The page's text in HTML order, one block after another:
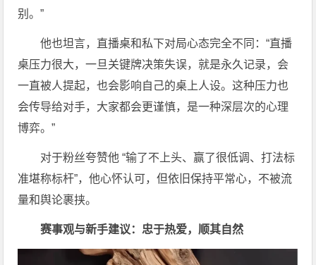
别。”
他也坦言，直播桌和私下对局心态完全不同：“直播
桌压力很大，一旦关键牌决策失误，就是永久记录，会
一直被人提起，也会影响自己的桌上人设。这种压力也
会传导给对手，大家都会更谨慎，是一种深层次的心理
博弈。”
对于粉丝夸赞他 “输了不上头、赢了很低调、打法标
准堪称标杆”，他心怀认可，但依旧保持平常心，不被流
量和舆论裹挟。
赛事观与新手建议：忠于热爱，顺其自然